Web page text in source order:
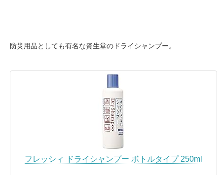
防災用品としても有名な資生堂のドライシャンプー。
フレッシィ ドライシャンプー ボトルタイプ 250ml